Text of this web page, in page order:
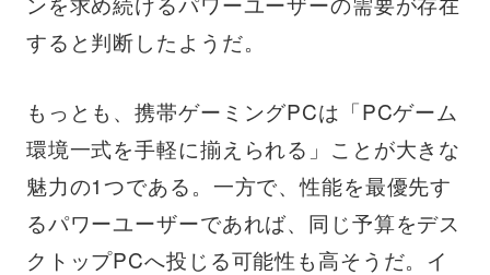
すると判断したようだ。
もっとも、携帯ゲーミングPCは「PCゲーム
環境一式を手軽に揃えられる」ことが大きな
魅力の1つである。一方で、性能を最優先す
るパワーユーザーであれば、同じ予算をデス
クトップPCへ投じる可能性も高そうだ。イ